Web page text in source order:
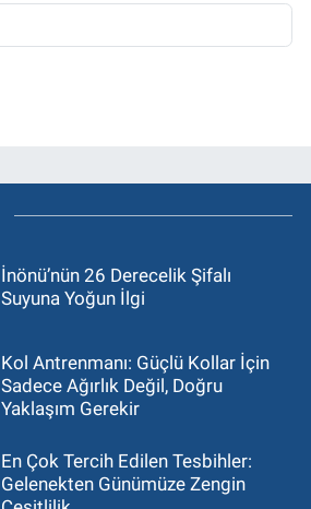
İnönü’nün 26 Derecelik Şifalı
Suyuna Yoğun İlgi
Kol Antrenmanı: Güçlü Kollar İçin
Sadece Ağırlık Değil, Doğru
Yaklaşım Gerekir
En Çok Tercih Edilen Tesbihler:
Gelenekten Günümüze Zengin